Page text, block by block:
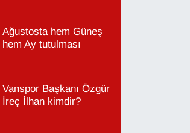
Ağustosta hem Güneş
hem Ay tutulması
Vanspor Başkanı Özgür
İreç İlhan kimdir?